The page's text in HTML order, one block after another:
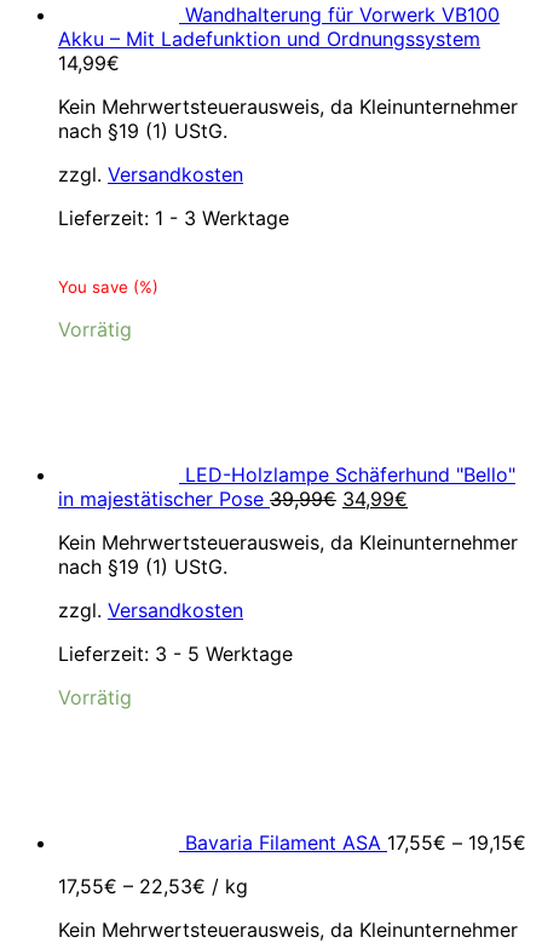
Wandhalterung für Vorwerk VB100
Akku – Mit Ladefunktion und Ordnungssystem
14,99€
Kein Mehrwertsteuerausweis, da Kleinunternehmer
nach §19 (1) UStG.
zzgl. Versandkosten
Lieferzeit: 1 - 3 Werktage
You save (%)
Vorrätig
LED-Holzlampe Schäferhund "Bello"
in majestätischer Pose 39,99€ Ursprünglicher
war:
34,99€
ist:
Kein Mehrwertsteuerausweis, da Kleinunternehmer
nach §19 (1) UStG.
zzgl. Versandkosten
Lieferzeit: 3 - 5 Werktage
Vorrätig
Bavaria Filament ASA 17,55€ – 19,15€
17,55€ – 22,53€ / kg
Kein Mehrwertsteuerausweis, da Kleinunternehmer